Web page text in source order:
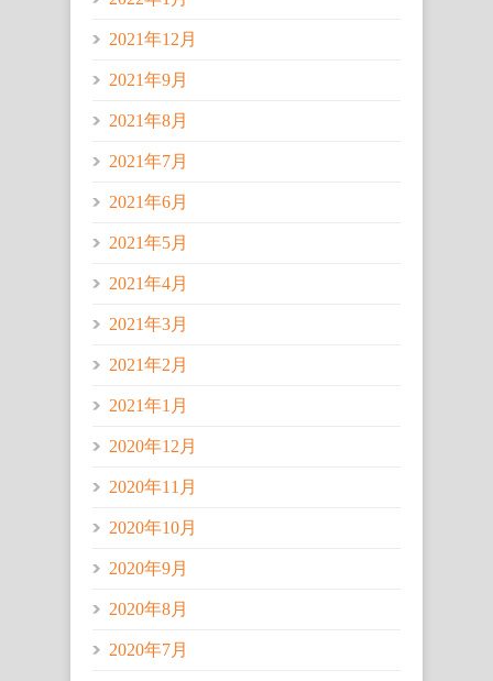
2021年12月
2021年9月
2021年8月
2021年7月
2021年6月
2021年5月
2021年4月
2021年3月
2021年2月
2021年1月
2020年12月
2020年11月
2020年10月
2020年9月
2020年8月
2020年7月